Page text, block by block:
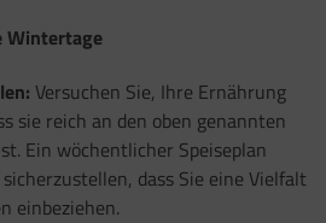
Wintertage
Versuchen Sie, Ihre Ernährung
sie reich an den oben genannten
Ein wöchentlicher Speiseplan
dass Sie eine Vielfalt
einbeziehen.